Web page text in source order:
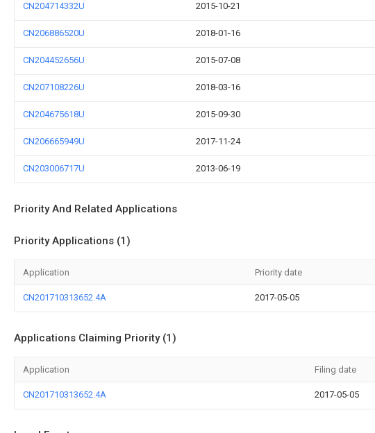
CN204714332U 2015-10-21
CN206886520U 2018-01-16
CN204452656U 2015-07-08
CN207108226U 2018-03-16
CN204675618U 2015-09-30
CN206665949U 2017-11-24
CN203006717U 2013-06-19
Priority And Related Applications
Priority Applications (1)
Application Priority date
CN201710313652.4A 2017-05-05
Applications Claiming Priority (1)
Application Filing date
CN201710313652.4A 2017-05-05